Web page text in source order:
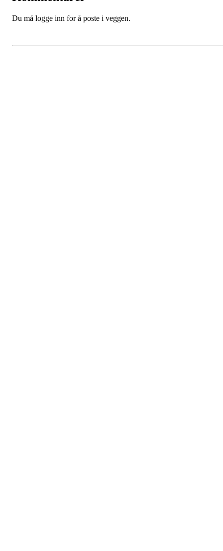
Du må logge inn for å poste i veggen.